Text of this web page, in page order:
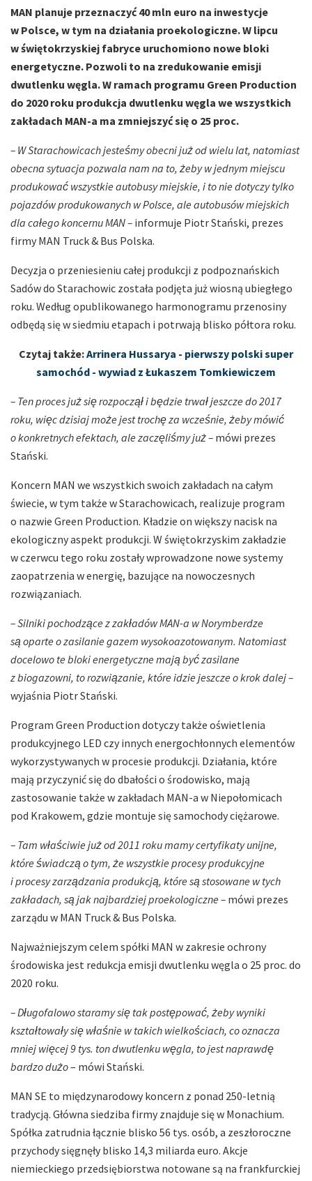
MAN planuje przeznaczyć 40 mln euro na inwestycje
w Polsce, w tym na działania proekologiczne. W lipcu
w świętokrzyskiej fabryce uruchomiono nowe bloki
energetyczne. Pozwoli to na zredukowanie emisji
dwutlenku węgla. W ramach programu Green Production
do 2020 roku produkcja dwutlenku węgla we wszystkich
zakładach MAN-a ma zmniejszyć się o 25 proc.
– W Starachowicach jesteśmy obecni już od wielu lat, natomiast
obecna sytuacja pozwala nam na to, żeby w jednym miejscu
produkować wszystkie autobusy miejskie, i to nie dotyczy tylko
pojazdów produkowanych w Polsce, ale autobusów miejskich
dla całego koncernu MAN – informuje Piotr Stański, prezes
firmy MAN Truck & Bus Polska.
Decyzja o przeniesieniu całej produkcji z podpoznańskich
Sadów do Starachowic została podjęta już wiosną ubiegłego
roku. Według opublikowanego harmonogramu przenosiny
odbędą się w siedmiu etapach i potrwają blisko półtora roku.
Czytaj także:Arrinera Hussarya - pierwszy polski super
samochód - wywiad z Łukaszem Tomkiewiczem
– Ten proces już się rozpoczął i będzie trwał jeszcze do 2017
roku, więc dzisiaj może jest trochę za wcześnie, żeby mówić
o konkretnych efektach, ale zaczęliśmy już – mówi prezes
Stański.
Koncern MAN we wszystkich swoich zakładach na całym
świecie, w tym także w Starachowicach, realizuje program
o nazwie Green Production. Kładzie on większy nacisk na
ekologiczny aspekt produkcji. W świętokrzyskim zakładzie
w czerwcu tego roku zostały wprowadzone nowe systemy
zaopatrzenia w energię, bazujące na nowoczesnych
rozwiązaniach.
– Silniki pochodzące z zakładów MAN-a w Norymberdze
są oparte o zasilanie gazem wysokoazotowanym. Natomiast
docelowo te bloki energetyczne mają być zasilane
z biogazowni, to rozwiązanie, które idzie jeszcze o krok dalej –
wyjaśnia Piotr Stański.
Program Green Production dotyczy także oświetlenia
produkcyjnego LED czy innych energochłonnych elementów
wykorzystywanych w procesie produkcji. Działania, które
mają przyczynić się do dbałości o środowisko, mają
zastosowanie także w zakładach MAN-a w Niepołomicach
pod Krakowem, gdzie montuje się samochody ciężarowe.
– Tam właściwie już od 2011 roku mamy certyfikaty unijne,
które świadczą o tym, że wszystkie procesy produkcyjne
i procesy zarządzania produkcją, które są stosowane w tych
zakładach, są jak najbardziej proekologiczne – mówi prezes
zarządu w MAN Truck & Bus Polska.
Najważniejszym celem spółki MAN w zakresie ochrony
środowiska jest redukcja emisji dwutlenku węgla o 25 proc. do
2020 roku.
– Długofalowo staramy się tak postępować, żeby wyniki
kształtowały się właśnie w takich wielkościach, co oznacza
mniej więcej 9 tys. ton dwutlenku węgla, to jest naprawdę
bardzo dużo– mówi Stański.
MAN SE to międzynarodowy koncern z ponad 250-letnią
tradycją. Główna siedziba firmy znajduje się w Monachium.
Spółka zatrudnia łącznie blisko 56 tys. osób, a zeszłoroczne
przychody sięgnęły blisko 14,3 miliarda euro. Akcje
niemieckiego przedsiębiorstwa notowane są na frankfurckiej